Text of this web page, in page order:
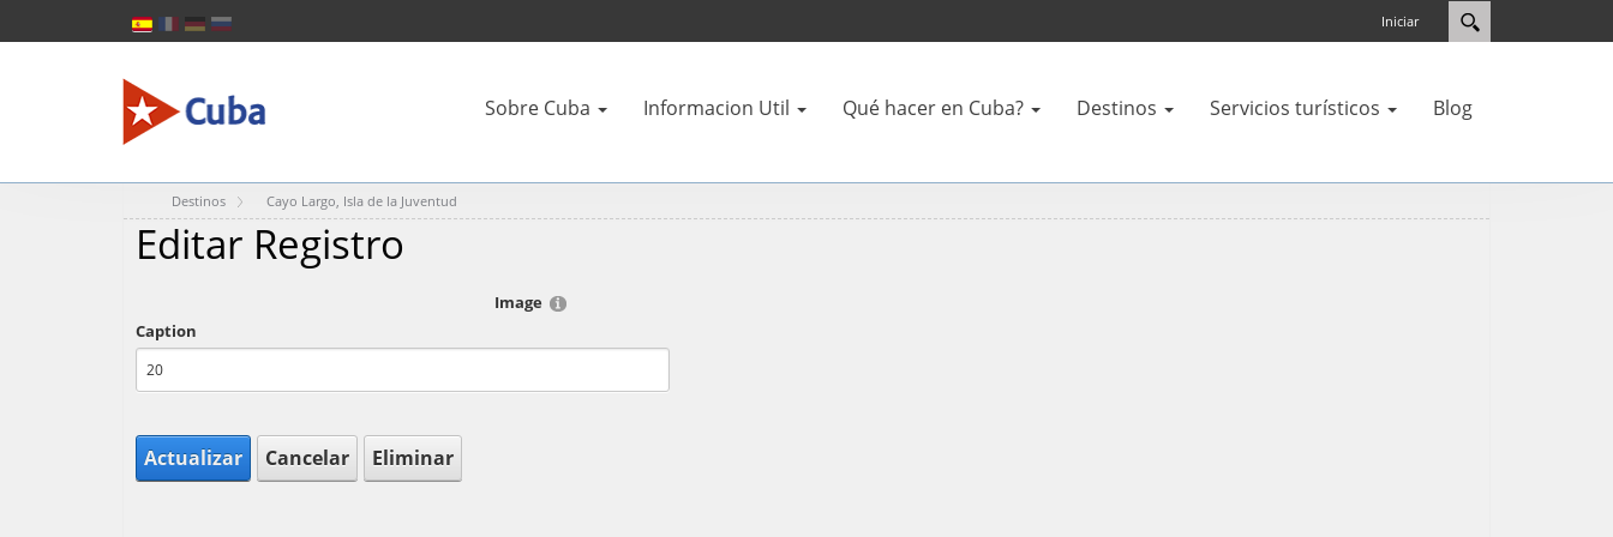
Iniciar
Sobre Cuba Informacion Util Qué hacer en Cuba? Destinos Servicios turísticos Blog
Destinos Cayo Largo, Isla de la Juventud
Editar Registro
Image
Caption
Actualizar Cancelar Eliminar